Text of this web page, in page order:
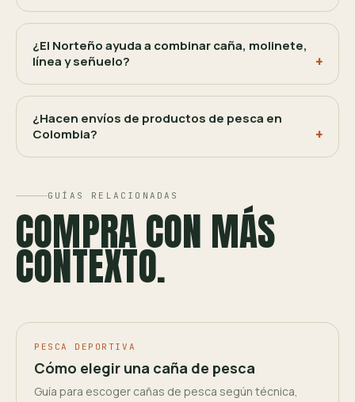
¿El Norteño ayuda a combinar caña, molinete,
línea y señuelo?
¿Hacen envíos de productos de pesca en
Colombia?
GUÍAS RELACIONADAS
COMPRA CON MÁS
CONTEXTO.
PESCA DEPORTIVA
Cómo elegir una caña de pesca
Guía para escoger cañas de pesca según técnica,